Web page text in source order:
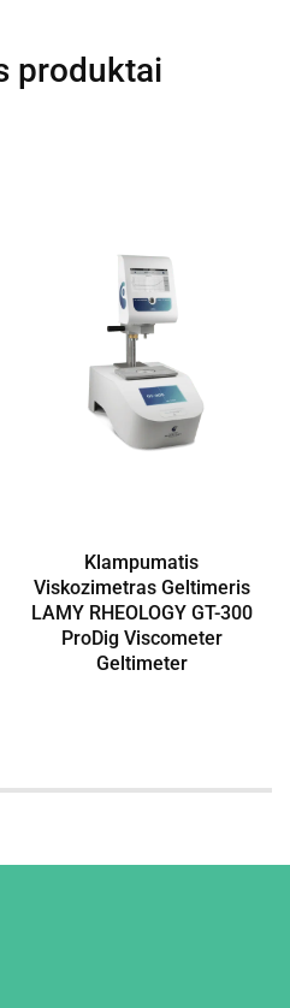
produktai
Klampumatis
Viskozimetras Geltimeris
LAMY RHEOLOGY GT-300
ProDig Viscometer
Geltimeter